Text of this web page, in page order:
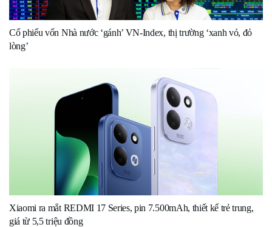
Cổ phiếu vốn Nhà nước ‘gánh’ VN-Index, thị trường ‘xanh vỏ, đỏ
lòng’
Xiaomi ra mắt REDMI 17 Series, pin 7.500mAh, thiết kế trẻ trung,
giá từ 5,5 triệu đồng